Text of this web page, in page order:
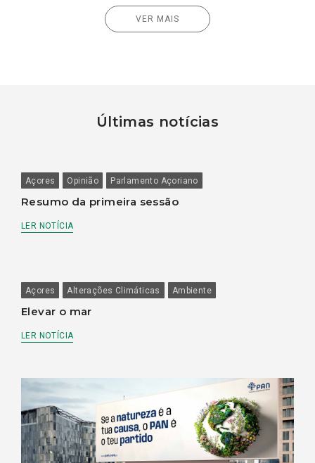
VER MAIS
Últimas notícias
Açores Opinião Parlamento Açoriano
Resumo da primeira sessão
LER NOTÍCIA
Açores Alterações Climáticas Ambiente
Elevar o mar
LER NOTÍCIA